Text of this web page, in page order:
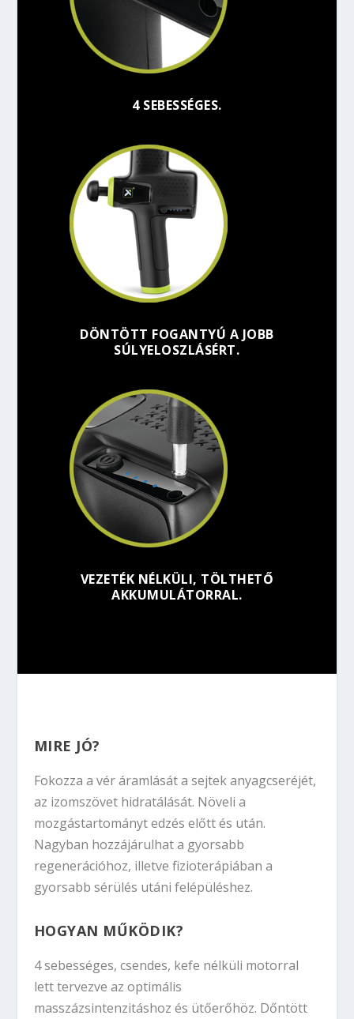
4 SEBESSÉGES.
DÖNTÖTT FOGANTYÚ A JOBB
SÚLYELOSZLÁSÉRT.
VEZETÉK NÉLKÜLI, TÖLTHETŐ
AKKUMULÁTORRAL.
MIRE JÓ?
Fokozza a vér áramlását a sejtek anyagcseréjét,
az izomszövet hidratálását. Növeli a
mozgástartományt edzés előtt és után.
Nagyban hozzájárulhat a gyorsabb
regenerációhoz, illetve fizioterápiában a
gyorsabb sérülés utáni felépüléshez.
HOGYAN MŰKÖDIK?
4 sebességes, csendes, kefe nélküli motorral
lett tervezve az optimális
masszázsintenzitáshoz és ütőerőhöz. Dőntött